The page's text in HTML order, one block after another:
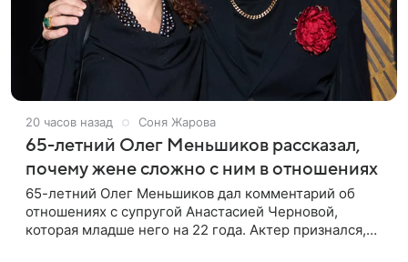
20 часов назад Соня Жарова
65-летний Олег Меньшиков рассказал,
почему жене сложно с ним в отношениях
65-летний Олег Меньшиков дал комментарий об
отношениях с супругой Анастасией Черновой,
которая младше него на 22 года. Актер признался,